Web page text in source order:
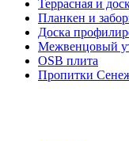
Террасная и
Планкен и
Доска
Межвенцовый
OSB плита
Пропитки